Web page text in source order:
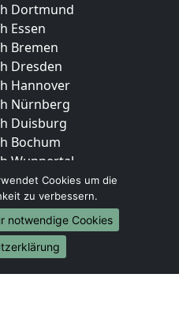
Dortmund
Essen
Bremen
Dresden
Hannover
Nürnberg
Duisburg
Bochum
Wuppertal
Bielefeld
Bonn
Münster
Brasilien
Cookies um die
zu verbessern.
notwendige Cookies